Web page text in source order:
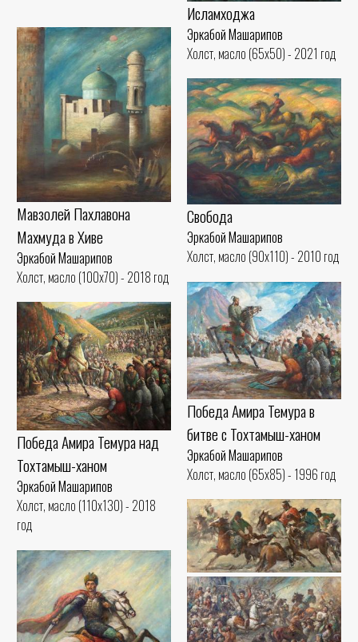
Исламходжа
Эркабой Машарипов
Холст, масло (65x50) - 2021 год
Мавзолей Пахлавона
Махмуда в Хиве
Эркабой Машарипов
Холст, масло (100x70) - 2018 год
Свобода
Эркабой Машарипов
Холст, масло (90x110) - 2010 год
Победа Амира Темура в
битве с Тохтамыш-ханом
Эркабой Машарипов
Холст, масло (65x85) - 1996 год
Победа Амира Темура над
Тохтамыш-ханом
Эркабой Машарипов
Холст, масло (110x130) - 2018
год
Куклар улок
Эркабой Машарипов
Холст, масло (45x90) - 2001 год